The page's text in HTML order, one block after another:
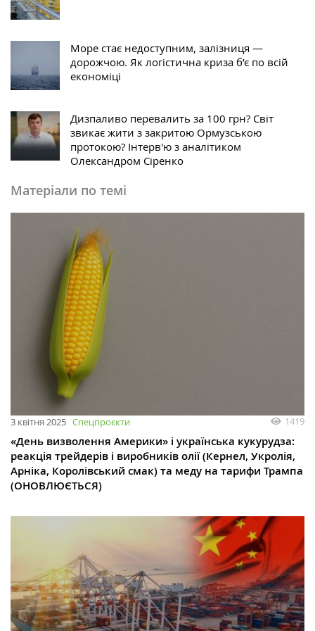
Море стає недоступним, залізниця —
дорожчою. Як логістична криза б’є по всій
економіці
Дизпаливо перевалить за 100 грн? Світ
звикає жити з закритою Ормузською
протокою? Інтерв'ю з аналітиком
Олександром Сіренко
Матеріали по темі
3 квітня 2025 Спецпроєкти 1419
«День визволення Америки» і українська кукурудза:
реакція трейдерів і виробників олії (Кернел, Укролія,
Арніка, Королівський смак) та меду на тарифи Трампа
(ОНОВЛЮЄТЬСЯ)